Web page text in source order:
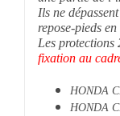
Ils ne
repose-pieds
Les protections
fixation au
HONDA
HONDA